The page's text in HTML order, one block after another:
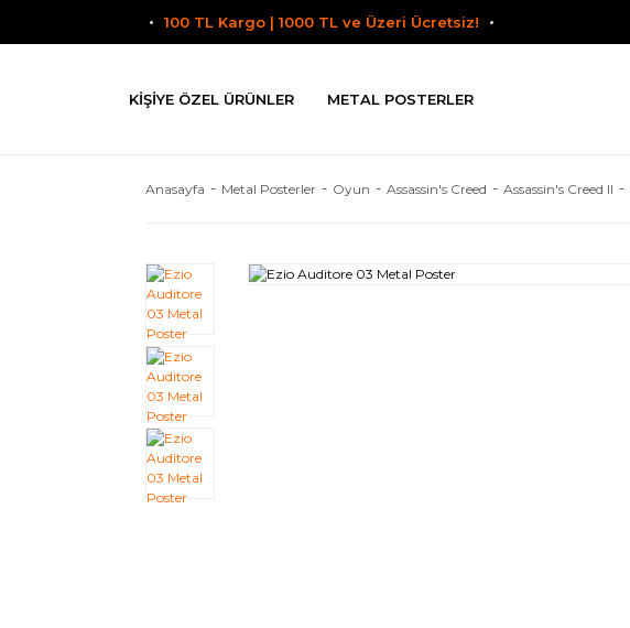
100 TL Kargo | 1000 TL ve Üzeri Ücretsiz!
KIŞIYE ÖZEL ÜRÜNLER METAL POSTERLER
Anasayfa Metal Posterler Oyun Assassin's Creed Assassin's Creed II